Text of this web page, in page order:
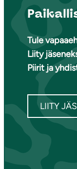
Tule
Liity
Piirit ja
LIITY